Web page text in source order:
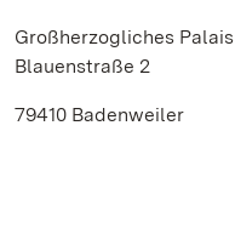
Großherzogliches Palais
Blauenstraße 2
79410 Badenweiler